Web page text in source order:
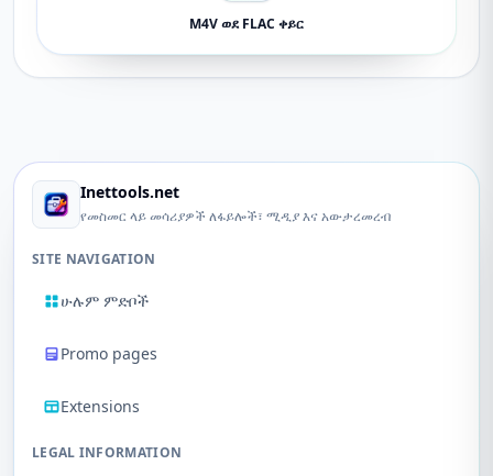
M4V ወደ FLAC ቀይር
Inettools.net
የመስመር ላይ መሳሪያዎች ለፋይሎች፣ ሚዲያ እና አውታረመረብ
SITE NAVIGATION
ሁሉም ምድቦች
Promo pages
Extensions
LEGAL INFORMATION